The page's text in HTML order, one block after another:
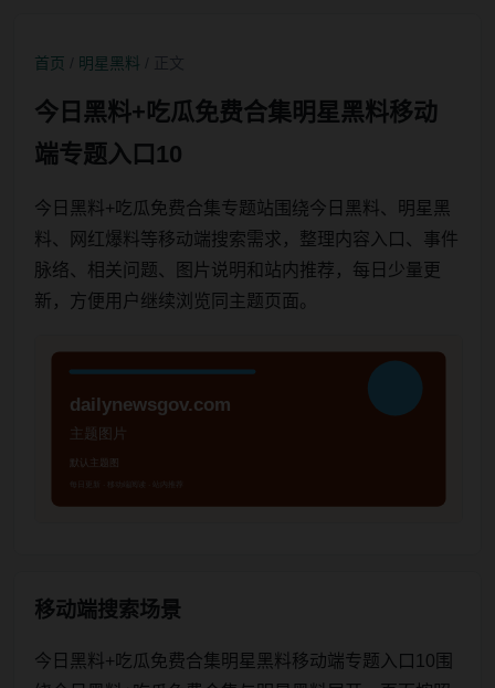
首页 明星黑料
今日黑料+吃瓜免费合集明星黑料移动
端专题入口10
今日黑料+吃瓜免费合集专题站围绕今日黑料、明星黑
料、网红爆料等移动端搜索需求，整理内容入口、事件
脉络、相关问题、图片说明和站内推荐，每日少量更
新，方便用户继续浏览同主题页面。
移动端搜索场景
今日黑料+吃瓜免费合集明星黑料移动端专题入口10围